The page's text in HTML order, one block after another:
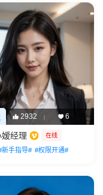
2932 | 6
经理 在线
新手指导# #权限开通#